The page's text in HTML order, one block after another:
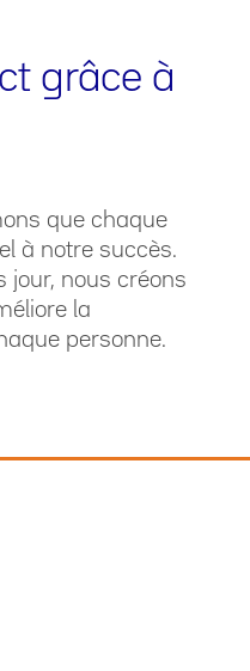
grâce à
que chaque
à notre succès.
jour, nous créons
la
personne.